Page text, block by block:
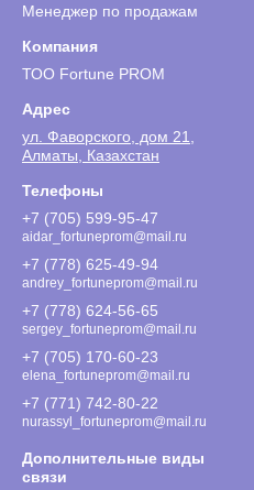
Менеджер по продажам
ТОО Fortune PROM
ул. Фаворского, дом 21,
Алматы, Казахстан
+7 (705) 599-95-47
aidar_fortuneprom@mail.ru
+7 (778) 625-49-94
andrey_fortuneprom@mail.ru
+7 (778) 624-56-65
sergey_fortuneprom@mail.ru
+7 (705) 170-60-23
elena_fortuneprom@mail.ru
+7 (771) 742-80-22
nurassyl_fortuneprom@mail.ru